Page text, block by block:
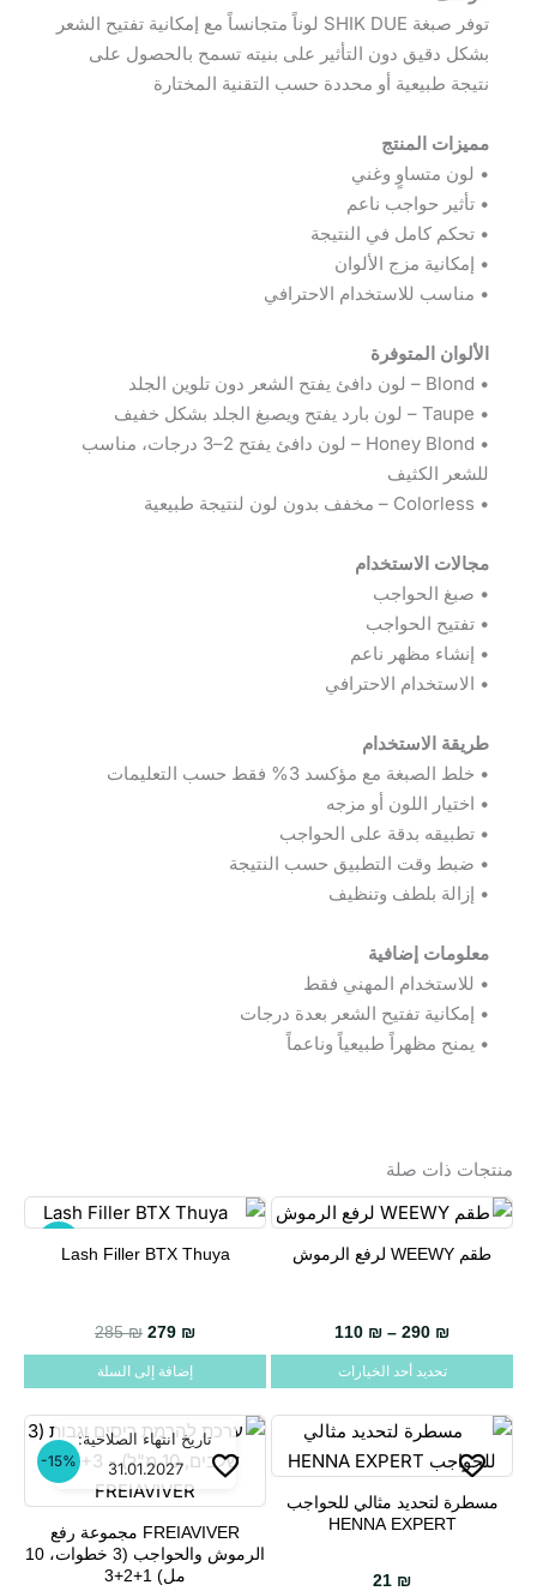
توفر صبغة SHIK DUE لوناً متجانساً مع إمكانية تفتيح الشعر
بشكل دقيق دون التأثير على بنيته تسمح بالحصول على
نتيجة طبيعية أو محددة حسب التقنية المختارة
مميزات المنتج
• لون متساوٍ وغني
• تأثير حواجب ناعم
• تحكم كامل في النتيجة
• إمكانية مزج الألوان
• مناسب للاستخدام الاحترافي
الألوان المتوفرة
• Blond – لون دافئ يفتح الشعر دون تلوين الجلد
• Taupe – لون بارد يفتح ويصبغ الجلد بشكل خفيف
• Honey Blond – لون دافئ يفتح 2–3 درجات، مناسب
للشعر الكثيف
• Colorless – مخفف بدون لون لنتيجة طبيعية
مجالات الاستخدام
• صبغ الحواجب
• تفتيح الحواجب
• إنشاء مظهر ناعم
• الاستخدام الاحترافي
طريقة الاستخدام
• خلط الصبغة مع مؤكسد 3% فقط حسب التعليمات
• اختيار اللون أو مزجه
• تطبيقه بدقة على الحواجب
• ضبط وقت التطبيق حسب النتيجة
• إزالة بلطف وتنظيف
معلومات إضافية
• للاستخدام المهني فقط
• إمكانية تفتيح الشعر بعدة درجات
• يمنح مظهراً طبيعياً وناعماً
منتجات ذات صلة
طقم WEEWY لرفع الرموش
110 ₪ – 290 ₪
تحديد أحد الخيارات
هناك
المنتج.
يمكن
اختيار
الخيارات
Lash Filler BTX Thuya
285₪ 279 ₪ السعر الحالي هو: 279 ₪.
إضافة إلى السلة
مسطرة لتحديد مثالي للحواجب
HENNA EXPERT
21 ₪
-15%
تاريخ انتهاء الصلاحية:
31.01.2027
FREIAVIVER مجموعة رفع
الرموش والحواجب (3 خطوات، 10
مل) 1+2+3